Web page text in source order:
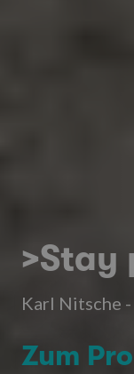
>Stay
Karl Nitsche
Zum